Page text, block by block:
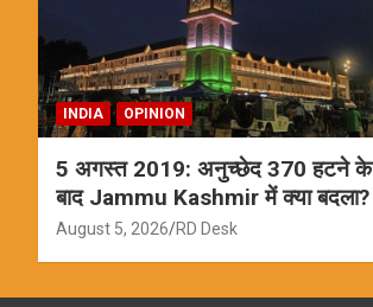
INDIA OPINION
5 अगस्त 2019: अनुच्छेद 370 हटने के
बाद Jammu Kashmir में क्या बदला?
August 5, 2026 RD Desk